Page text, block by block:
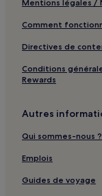
Mentions légales /
Comment
Directives de
Conditions
Rewards
Autres
Qui sommes-nous ?
Emplois
Guides de voyage